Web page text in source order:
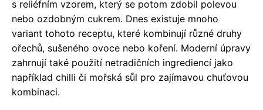
s reliéfním vzorem, který se potom zdobil polevou
nebo ozdobným cukrem. Dnes existuje mnoho
variant tohoto receptu, které kombinují různé druhy
ořechů, sušeného ovoce nebo koření. Moderní úpravy
zahrnují také použití netradičních ingrediencí jako
například chilli či mořská sůl pro zajímavou chuťovou
kombinaci.